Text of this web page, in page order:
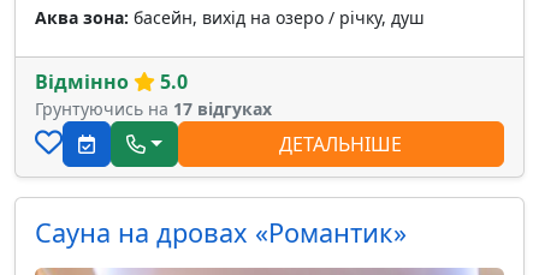
Аква зона: басейн, вихід на озеро / річку, душ
Відмінно 5.0
Грунтуючись на 17 відгуках
ДЕТАЛЬНІШЕ
Сауна на дровах «Романтик»